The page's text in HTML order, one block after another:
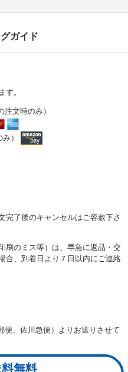
ガイド
す。
文時のみ）
）
完了後のキャンセルはご容赦下さ
刷のミス等）は、早急に返品・交
合、到着日より７日以内にご連絡
便、佐川急便）よりお送りさせて
無料